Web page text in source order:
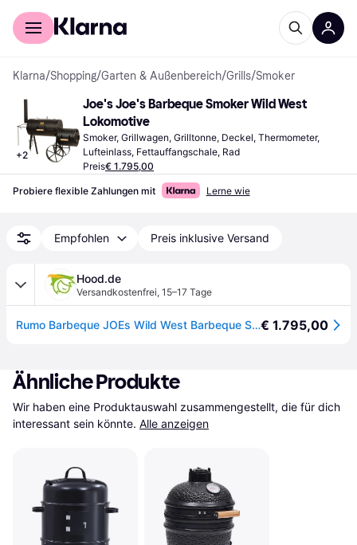
Für Shopper
Klarna/Shopping/Garten & Außenbereich/Grills/Smoker
+2
Joe's Joe's Barbeque Smoker Wild West
Lokomotive
Smoker, Grillwagen, Grilltonne, Deckel, Thermometer,
Lufteinlass, Fettauffangschale, Rad
Preis€ 1.795,00
Probiere flexible Zahlungen mit Lerne wie
Empfohlen Preis inklusive Versand
Hood.de
Versandkostenfrei, 15–17 Tage
Rumo Barbeque JOEs Wild West Barbeque Smoker 16 Zoll JS-33910€ 1.795,00
Ähnliche Produkte
Wir haben eine Produktauswahl zusammengestellt, die für dich
interessant sein könnte. Alle anzeigen